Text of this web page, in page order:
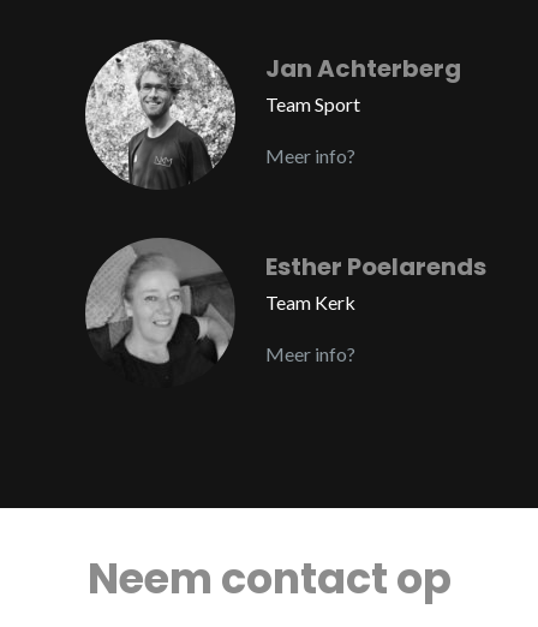
Jan Achterberg
Team Sport
Meer info?
Esther Poelarends
Team Kerk
Meer info?
Neem contact op